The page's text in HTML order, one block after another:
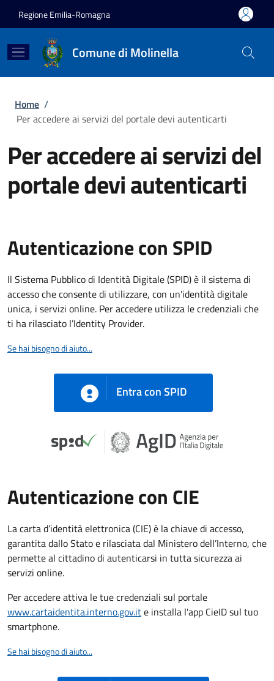
Regione Emilia-Romagna
Comune di Molinella
Briciole di pane
Home /
Per accedere ai servizi del portale devi autenticarti
Per accedere ai servizi del
portale devi autenticarti
Autenticazione con SPID
Il Sistema Pubblico di Identità Digitale (SPID) è il sistema di
accesso che consente di utilizzare, con un'identità digitale
unica, i servizi online. Per accedere utilizza le credenziali che
ti ha rilasciato l’Identity Provider.
Se hai bisogno di aiuto...
Entra con SPID
Autenticazione con CIE
La carta d’identità elettronica (CIE) è la chiave di accesso,
garantita dallo Stato e rilasciata dal Ministero dell’Interno, che
permette al cittadino di autenticarsi in tutta sicurezza ai
servizi online.
Per accedere attiva le tue credenziali sul portale
www.cartaidentita.interno.gov.ite installa l'app CieID sul tuo
smartphone.
Se hai bisogno di aiuto...